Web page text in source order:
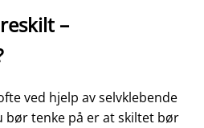
–
ved hjelp av selvklebende
bør tenke på er at skiltet bør